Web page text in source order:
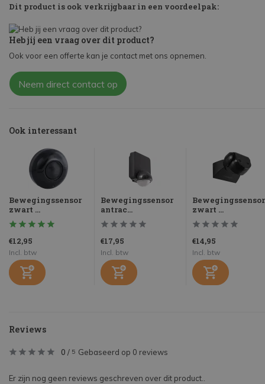
Dit product is ook verkrijgbaar in een voordeelpak:
Heb jij een vraag over dit product?
Ook voor een offerte kan je contact met ons opnemen.
Neem direct contact op
Ook interessant
Bewegingssensor
zwart ...
€12,95
Incl. btw
Bewegingssensor
antrac...
€17,95
Incl. btw
Bewegingssensor
zwart ...
€14,95
Incl. btw
Reviews
0 / 5 Gebaseerd op 0 reviews
Er zijn nog geen reviews geschreven over dit product..